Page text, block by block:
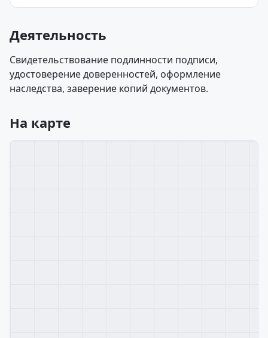
Деятельность
Свидетельствование подлинности подписи,
удостоверение доверенностей, оформление
наследства, заверение копий документов.
На карте